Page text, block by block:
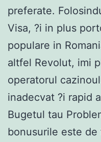
preferate.
Visa, ?i in plus
populare in
altfel Revolut, imi
operatorul
inadecvat ?i rapid
Bugetul tau
bonusurile este